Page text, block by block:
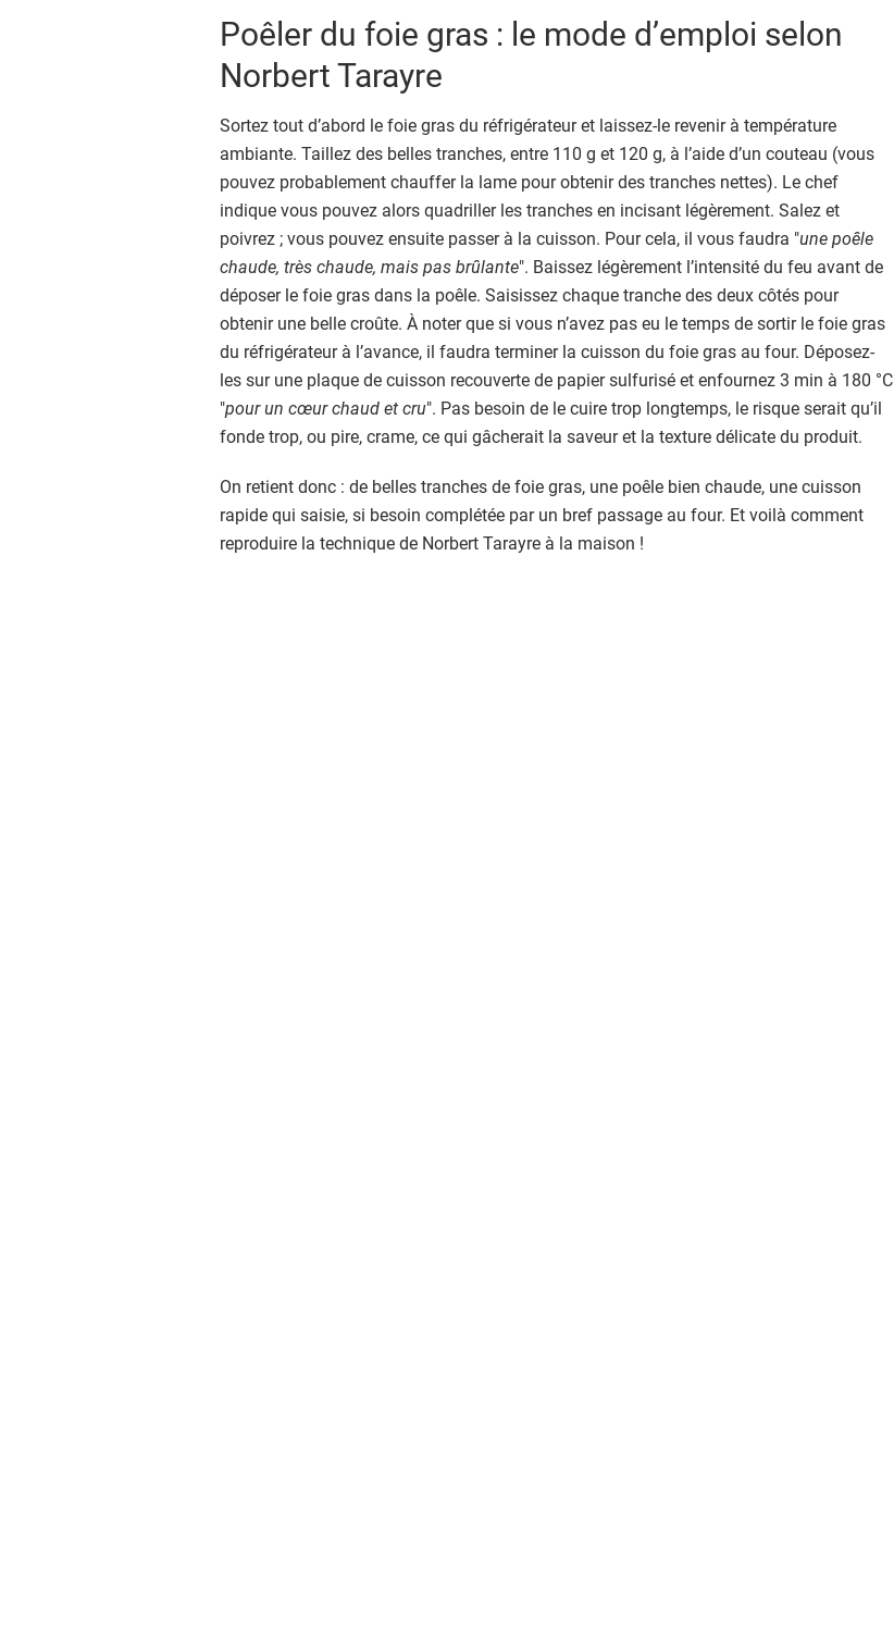
Poêler du foie gras : le mode d’emploi selon
Norbert Tarayre
Sortez tout d’abord le foie gras du réfrigérateur et laissez-le revenir à température
ambiante. Taillez des belles tranches, entre 110 g et 120 g, à l’aide d’un couteau (vous
pouvez probablement chauffer la lame pour obtenir des tranches nettes). Le chef
indique vous pouvez alors quadriller les tranches en incisant légèrement. Salez et
poivrez ; vous pouvez ensuite passer à la cuisson. Pour cela, il vous faudra "une poêle
chaude, très chaude, mais pas brûlante". Baissez légèrement l’intensité du feu avant de
déposer le foie gras dans la poêle. Saisissez chaque tranche des deux côtés pour
obtenir une belle croûte. À noter que si vous n’avez pas eu le temps de sortir le foie gras
du réfrigérateur à l’avance, il faudra terminer la cuisson du foie gras au four. Déposez-
les sur une plaque de cuisson recouverte de papier sulfurisé et enfournez 3 min à 180 °C
"pour un cœur chaud et cru". Pas besoin de le cuire trop longtemps, le risque serait qu’il
fonde trop, ou pire, crame, ce qui gâcherait la saveur et la texture délicate du produit.
On retient donc : de belles tranches de foie gras, une poêle bien chaude, une cuisson
rapide qui saisie, si besoin complétée par un bref passage au four. Et voilà comment
reproduire la technique de Norbert Tarayre à la maison !